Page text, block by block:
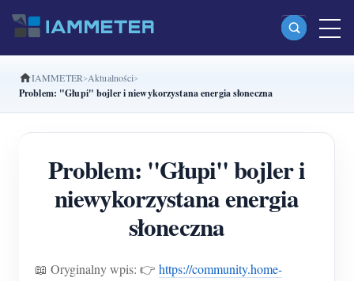
Produkty
(WEM2067)
Trójfazowy licznik energii Wi-Fi (WEM3080T)
Trójfazowy licznik energii Wi-Fi (WEM3046T)
Trójfazowy licznik energii Wi-Fi (WEM3050T)
IAMMETER Aktualności
Problem: "Głupi" bojler i niewykorzystana energia słoneczna
Problem: "Głupi" bojler i
niewykorzystana energia
słoneczna
📖 Oryginalny wpis: 👉 https://community.home-